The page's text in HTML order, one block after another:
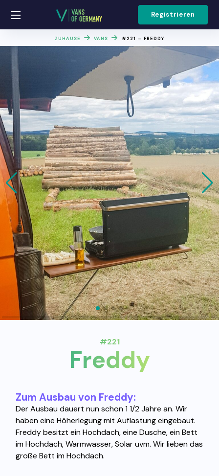
Registrieren
ZUHAUSE VANS #221 – FREDDY
#221
Freddy
Zum Ausbau von Freddy:
Der Ausbau dauert nun schon 1 1/2 Jahre an. Wir
haben eine Höherlegung mit Auflastung eingebaut.
Freddy besitzt ein Hochdach, eine Dusche, ein Bett
im Hochdach, Warmwasser, Solar uvm. Wir lieben das
große Bett im Hochdach.